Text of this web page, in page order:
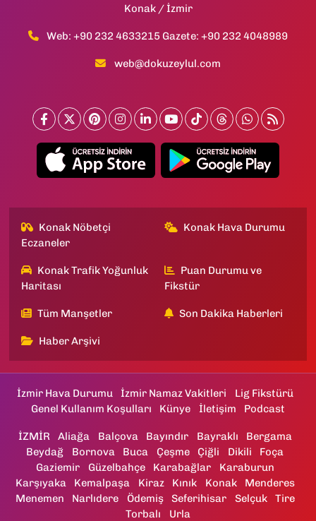
Konak / İzmir
Web: +90 232 4633215 Gazete: +90 232 4048989
web@dokuzeylul.com
Konak Nöbetçi
Eczaneler
Konak Hava Durumu
Konak Trafik Yoğunluk
Haritası
Puan Durumu ve
Fikstür
Tüm Manşetler Son Dakika Haberleri
Haber Arşivi
İzmir Hava Durumu İzmir Namaz Vakitleri
Lig Fikstürü
Genel Kullanım Koşulları
Künye İletişim Podcast
İZMİR Aliağa Balçova Bayındır Bayraklı
Bergama
Beydağ
Bornova Buca Çeşme Çiğli Dikili
Foça
Gaziemir
Güzelbahçe Karabağlar
Karaburun
Karşıyaka
Kemalpaşa Kiraz Kınık Konak
Menderes
Menemen
Narlıdere Ödemiş Seferihisar Selçuk
Tire
Torbalı
Urla